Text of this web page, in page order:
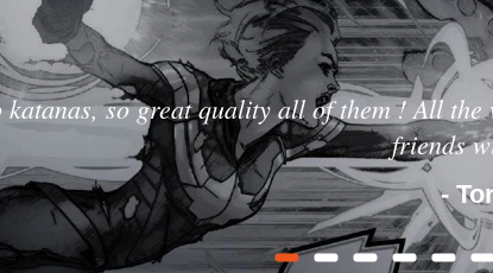
katanas, so great quality all of them ! All
friends
-